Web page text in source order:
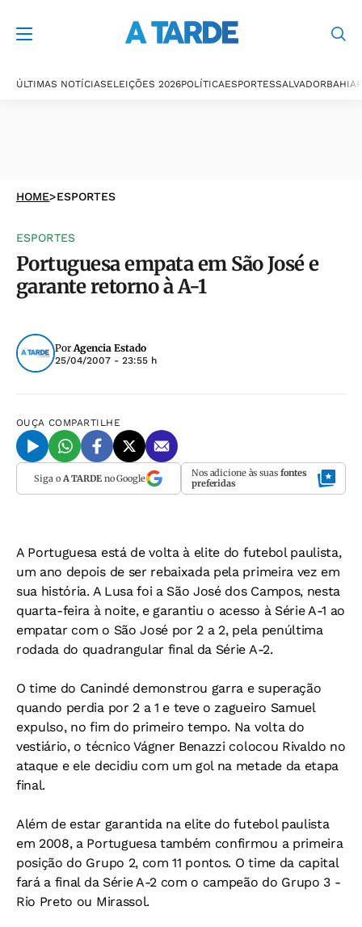
ÚLTIMAS NOTÍCIASELEIÇÕES 2026POLÍTICAESPORTESSALVADORBAHIA
HOME>ESPORTES
ESPORTES
Portuguesa empata em São José e
garante retorno à A-1
PorAgencia Estado
25/04/2007 - 23:55 h
OUÇA COMPARTILHE
Siga o A TARDEno Google Nos adicione às suas fontes
preferidas
A Portuguesa está de volta à elite do futebol paulista,
um ano depois de ser rebaixada pela primeira vez em
sua história. A Lusa foi a São José dos Campos, nesta
quarta-feira à noite, e garantiu o acesso à Série A-1 ao
empatar com o São José por 2 a 2, pela penúltima
rodada do quadrangular final da Série A-2.
O time do Canindé demonstrou garra e superação
quando perdia por 2 a 1 e teve o zagueiro Samuel
expulso, no fim do primeiro tempo. Na volta do
vestiário, o técnico Vágner Benazzi colocou Rivaldo no
ataque e ele decidiu com um gol na metade da etapa
final.
Além de estar garantida na elite do futebol paulista
em 2008, a Portuguesa também confirmou a primeira
posição do Grupo 2, com 11 pontos. O time da capital
fará a final da Série A-2 com o campeão do Grupo 3 -
Rio Preto ou Mirassol.